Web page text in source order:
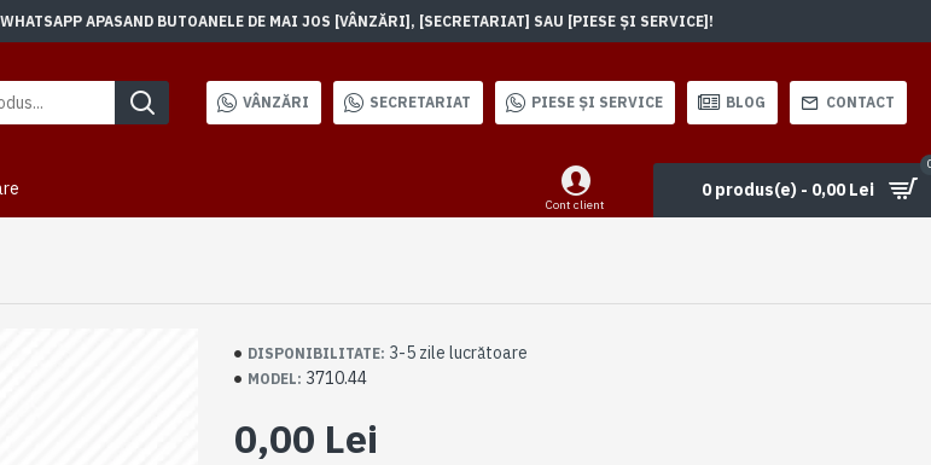
APASAND BUTOANELE DE MAI JOS [VÂNZĂRI], [SECRETARIAT] SAU [PIESE ȘI SERVICE]!
VÂNZĂRI SECRETARIAT PIESE ȘI SERVICE BLOG CONTACT
Cont client
0 produs(e) - 0,00 Lei
DISPONIBILITATE: 3-5 zile lucrătoare
MODEL: 3710.44
0,00 Lei